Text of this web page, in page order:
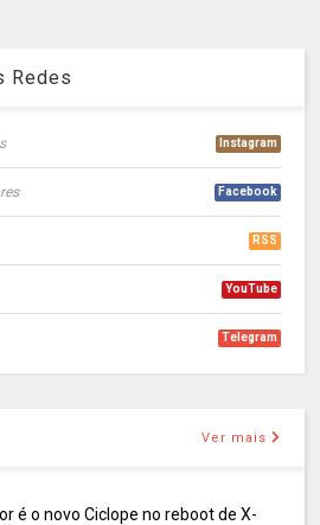
Redes
Instagram
Facebook
RSS
YouTube
Telegram
Ver mais
é o novo Ciclope no reboot de X-